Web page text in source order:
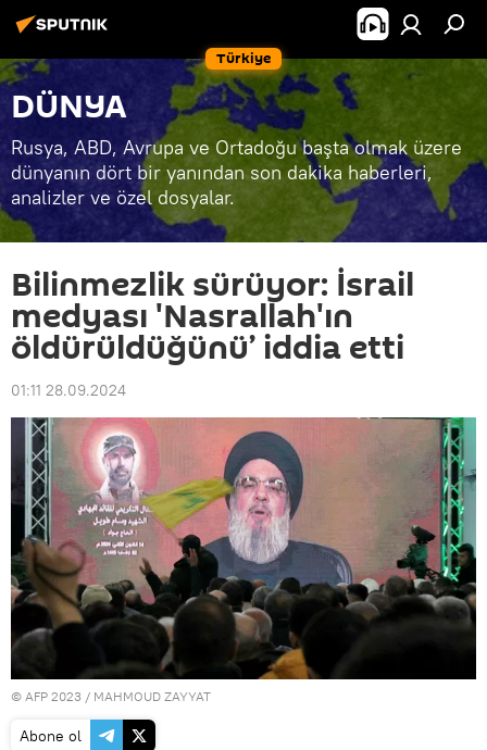
Türkiye
DÜNYA
Rusya, ABD, Avrupa ve Ortadoğu başta olmak üzere
dünyanın dört bir yanından son dakika haberleri,
analizler ve özel dosyalar.
Bilinmezlik sürüyor: İsrail
medyası 'Nasrallah'ın
öldürüldüğünü’ iddia etti
01:11 28.09.2024
© AFP 2023 / MAHMOUD ZAYYAT
Abone ol